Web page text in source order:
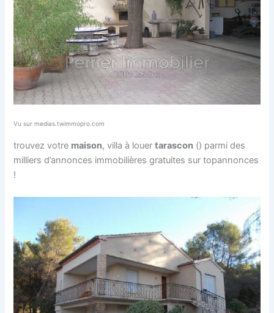
Vu sur medias.twimmopro.com
trouvez votre maison, villa à louertarascon () parmi des
milliers d’annonces immobilières gratuites sur topannonces
!